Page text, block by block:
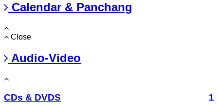
Calendar & Panchang
Close
Audio-Video
CDs & DVDS 1